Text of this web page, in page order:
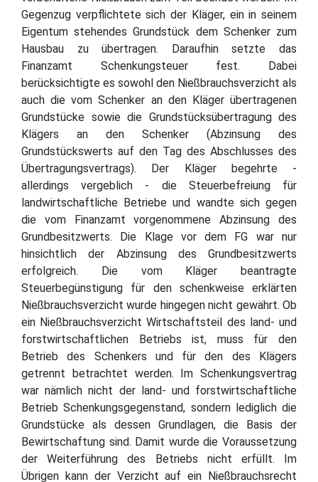
Gegenzug verpflichtete sich der Kläger, ein in seinem
Eigentum stehendes Grundstück dem Schenker zum
Hausbau zu übertragen. Daraufhin setzte das
Finanzamt Schenkungsteuer fest. Dabei
berücksichtigte es sowohl den Nießbrauchsverzicht als
auch die vom Schenker an den Kläger übertragenen
Grundstücke sowie die Grundstücksübertragung des
Klägers an den Schenker (Abzinsung des
Grundstückswerts auf den Tag des Abschlusses des
Übertragungsvertrags). Der Kläger begehrte -
allerdings vergeblich - die Steuerbefreiung für
landwirtschaftliche Betriebe und wandte sich gegen
die vom Finanzamt vorgenommene Abzinsung des
Grundbesitzwerts. Die Klage vor dem FG war nur
hinsichtlich der Abzinsung des Grundbesitzwerts
erfolgreich. Die vom Kläger beantragte
Steuerbegünstigung für den schenkweise erklärten
Nießbrauchsverzicht wurde hingegen nicht gewährt. Ob
ein Nießbrauchsverzicht Wirtschaftsteil des land- und
forstwirtschaftlichen Betriebs ist, muss für den
Betrieb des Schenkers und für den des Klägers
getrennt betrachtet werden. Im Schenkungsvertrag
war nämlich nicht der land- und forstwirtschaftliche
Betrieb Schenkungsgegenstand, sondern lediglich die
Grundstücke als dessen Grundlagen, die Basis der
Bewirtschaftung sind. Damit wurde die Voraussetzung
der Weiterführung des Betriebs nicht erfüllt. Im
Übrigen kann der Verzicht auf ein Nießbrauchsrecht